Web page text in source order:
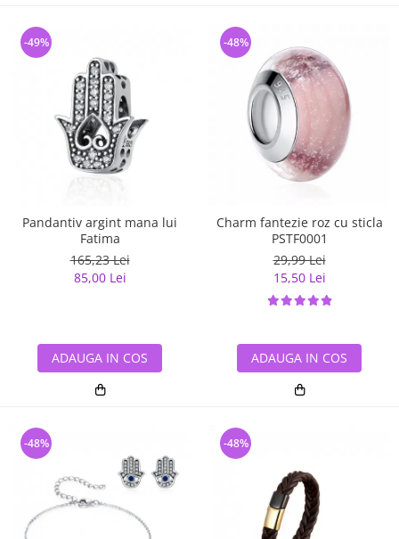
Pandantiv argint mana lui
Fatima
165,23 Lei
85,00 Lei
-49%
ADAUGA IN COS
Charm fantezie roz cu sticla
PSTF0001
29,99 Lei
15,50 Lei
-48%
ADAUGA IN COS
-48% -48%